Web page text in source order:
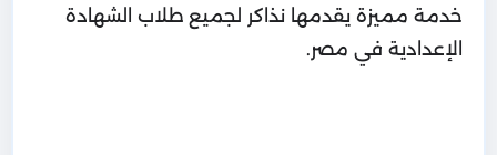
خدمة مميزة يقدمها نذاكر لجميع طلاب الشهادة
الإعدادية في مصر.